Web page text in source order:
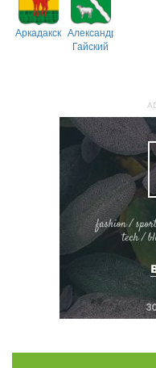
АркадакскийАлександрово-
Гайский